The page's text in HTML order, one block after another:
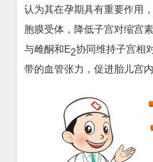
认为其在孕期具有重要作用
胞膜受体，降低子宫对缩宫
与雌酮和E2协同维持子宫相
带的血管张力，促进胎儿宫内